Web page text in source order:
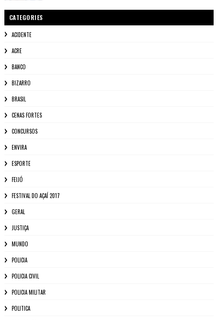
CATEGORIES
ACIDENTE
ACRE
BANCO
BIZARRO
BRASIL
CENAS FORTES
CONCURSOS
ENVIRA
ESPORTE
FEIJÓ
FESTIVAL DO AÇAÍ 2017
GERAL
JUSTIÇA
MUNDO
POLICIA
POLICIA CIVIL
POLICIA MILITAR
POLITICA